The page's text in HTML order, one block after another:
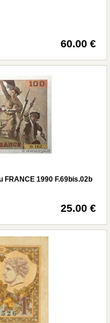
60.00 €
1990 F.69bis.02b
25.00 €